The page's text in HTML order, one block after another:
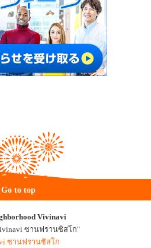
Go to top
Vivinavi
ซานฟรานซิสโก"
ซานฟรานซิสโก